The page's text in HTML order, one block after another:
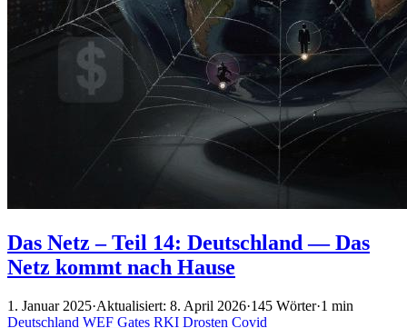
Das Netz – Teil 14: Deutschland — Das
Netz kommt nach Hause
1. Januar 2025·Aktualisiert: 8. April 2026·145 Wörter·1 min
Deutschland WEF Gates RKI Drosten Covid